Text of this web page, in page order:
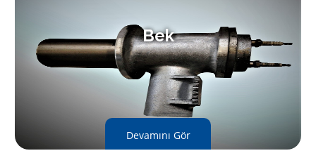
Bek
Devamını Gör